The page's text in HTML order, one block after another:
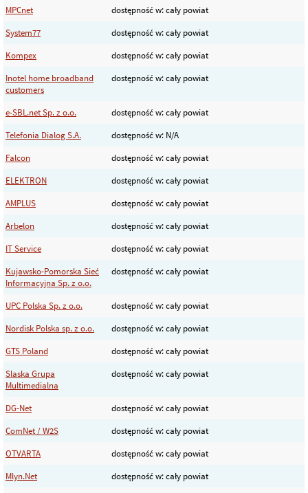
MPCnet
dostępność w: cały powiat
System77
dostępność w: cały powiat
Kompex
dostępność w: cały powiat
Inotel home broadband
customers
dostępność w: cały powiat
e-SBL.net Sp. z o.o.
dostępność w: cały powiat
Telefonia Dialog S.A.
dostępność w: N/A
Falcon
dostępność w: cały powiat
ELEKTRON
dostępność w: cały powiat
AMPLUS
dostępność w: cały powiat
Arbelon
dostępność w: cały powiat
IT Service
dostępność w: cały powiat
Kujawsko-Pomorska Sieć
Informacyjna Sp. z o.o.
dostępność w: cały powiat
UPC Polska Sp. z o.o.
dostępność w: cały powiat
Nordisk Polska sp. z o.o.
dostępność w: cały powiat
GTS Poland
dostępność w: cały powiat
Slaska Grupa
Multimedialna
dostępność w: cały powiat
DG-Net
dostępność w: cały powiat
ComNet / W2S
dostępność w: cały powiat
OTVARTA
dostępność w: cały powiat
Mlyn.Net
dostępność w: cały powiat